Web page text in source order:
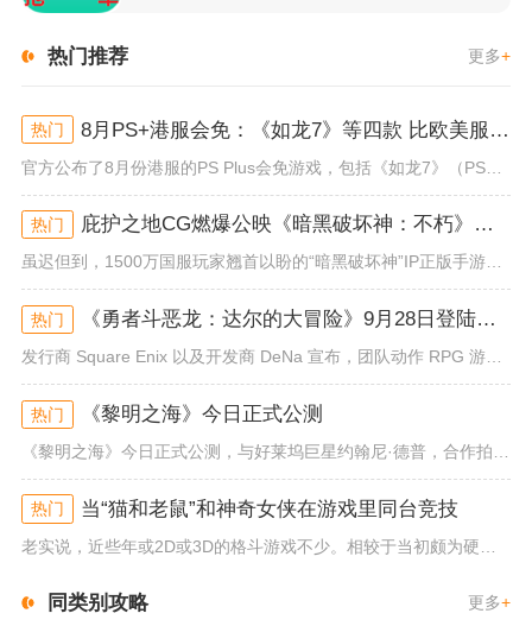
热门推荐 更多+
热门 8月PS+港服会免：《如龙7》等四款 比欧美服多一款
官方公布了8月份港服的PS Plus会免游戏，包括《如龙7》（PS4/PS5）、《小小梦魇》（PS4）、《托尼霍克职业滑...
热门 庇护之地CG燃爆公映《暗黑破坏神：不朽》今日全平台上线
虽迟但到，1500万国服玩家翘首以盼的“暗黑破坏神”IP正版手游《暗黑破坏神：不朽》已于今日全平台上线！动作RPG王者再...
热门 《勇者斗恶龙：达尔的大冒险》9月28日登陆苹果谷歌应用商店
发行商 Square Enix 以及开发商 DeNa 宣布，团队动作 RPG 游戏《勇者斗恶龙：达尔的大冒险 魂之绊》将...
热门 《黎明之海》今日正式公测
热门 当“猫和老鼠”和神奇女侠在游戏里同台竞技
同类别攻略 更多+